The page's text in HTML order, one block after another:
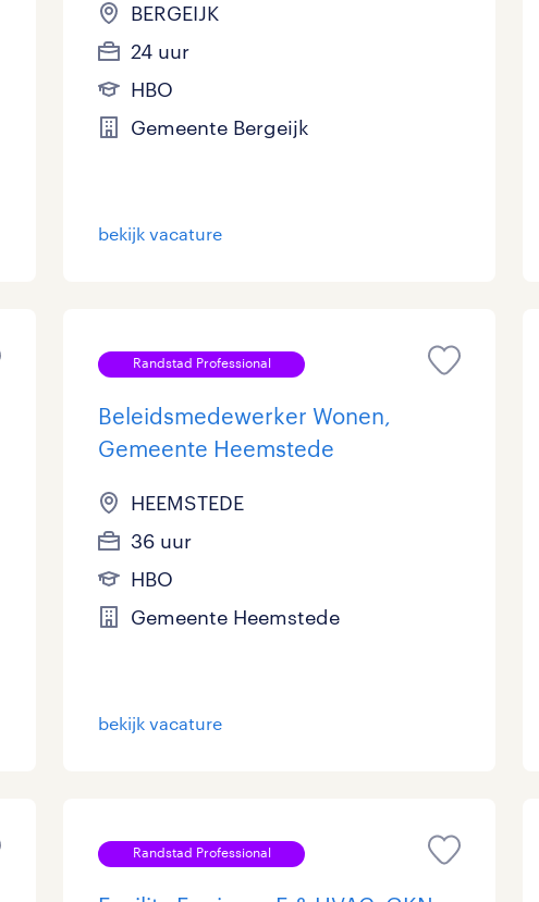
BERGEIJK
24 uur
HBO
Gemeente Bergeijk
bekijk vacature
Randstad Professional
Beleidsmedewerker Wonen,
Gemeente Heemstede
HEEMSTEDE
36 uur
HBO
Gemeente Heemstede
bekijk vacature
Randstad Professional